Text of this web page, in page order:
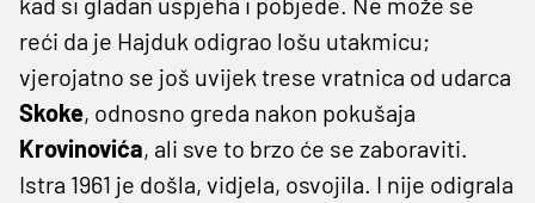
reći da je Hajduk odigrao lošu utakmicu;
vjerojatno se još uvijek trese vratnica od udarca
Skoke, odnosno greda nakon pokušaja
Krovinovića, ali sve to brzo će se zaboraviti.
Istra 1961 je došla, vidjela, osvojila. I nije odigrala